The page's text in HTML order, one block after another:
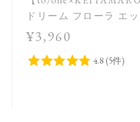
ドリーム フローラ エッ
ォーター SAKURA in
定品＞
¥3,960